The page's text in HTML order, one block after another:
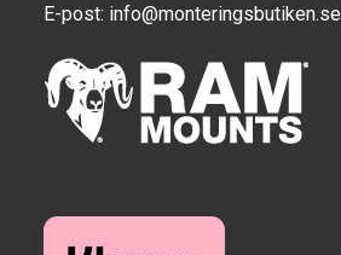
E-post: info@monteringsbutiken.se